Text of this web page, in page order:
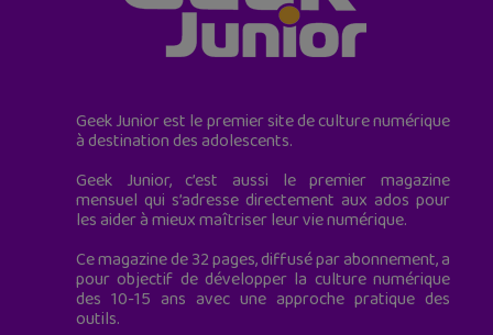
Geek Junior est le premier site de culture numérique
à destination des adolescents.
Geek Junior, c’est aussi le premier magazine
mensuel qui s’adresse directement aux ados pour
les aider à mieux maîtriser leur vie numérique.
Ce magazine de 32 pages, diffusé par abonnement, a
pour objectif de développer la culture numérique
des 10-15 ans avec une approche pratique des
outils.